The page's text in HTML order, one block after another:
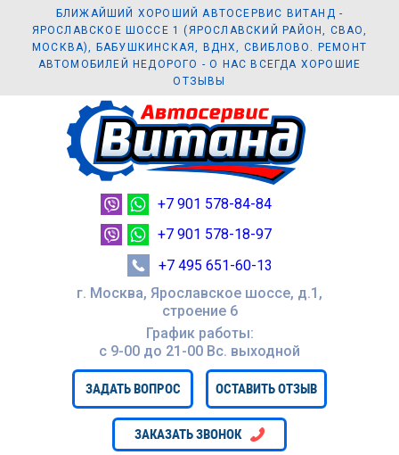
БЛИЖАЙШИЙ ХОРОШИЙ АВТОСЕРВИС ВИТАНД -
ЯРОСЛАВСКОЕ ШОССЕ 1 (ЯРОСЛАВСКИЙ РАЙОН, СВАО,
МОСКВА), БАБУШКИНСКАЯ, ВДНХ, СВИБЛОВО. РЕМОНТ
АВТОМОБИЛЕЙ НЕДОРОГО - О НАС ВСЕГДА ХОРОШИЕ
ОТЗЫВЫ
г. Москва, Ярославское шоссе, д.1,
строение 6
График работы:
с 9-00 до 21-00 Вc. выходной
ЗАДАТЬ ВОПРОС ОСТАВИТЬ ОТЗЫВ
ЗАКАЗАТЬ ЗВОНОК
+7 901 578-84-84
+7 901 578-18-97
+7 495 651-60-13